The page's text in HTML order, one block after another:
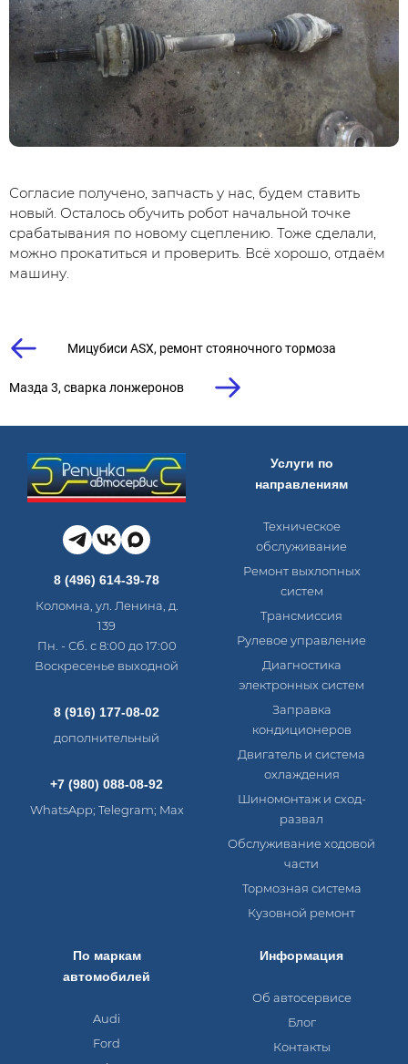
Согласие получено, запчасть у нас, будем ставить
новый. Осталось обучить робот начальной точке
срабатывания по новому сцеплению. Тоже сделали,
можно прокатиться и проверить. Всё хорошо, отдаём
машину.
Мицубиси ASX, ремонт стояночного тормоза
Мазда 3, сварка лонжеронов
8 (496) 614-39-78
Коломна, ул. Ленина, д.
139
Пн. - Сб. с 8:00 до 17:00
Воскресенье выходной
8 (916) 177-08-02
дополнительный
+7 (980) 088-08-92
WhatsApp; Telegram; Max
Услуги по
направлениям
Техническое
обслуживание
Ремонт выхлопных
систем
Трансмиссия
Рулевое управление
Диагностика
электронных систем​
Заправка
кондиционеров
Двигатель и система
охлаждения
Шиномонтаж и сход-
развал
Обслуживание ходовой
части
Тормозная система
Кузовной ремонт
По маркам
автомобилей
Audi
Ford
Информация
Об автосервисе
Блог
Контакты